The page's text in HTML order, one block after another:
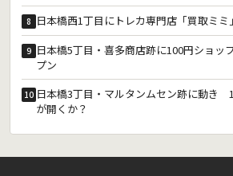
8 日本橋西1丁目にトレカ専門店「買取ミミ
9 日本橋5丁目・喜多商店跡に100円ショッ
プン
10 日本橋3丁目・マルタンムセン跡に動き
が開くか？